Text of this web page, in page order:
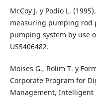
McCoy J. y Podio L.
measuring pumping rod
pumping system by use
US5406482.
Moises G., Rolim T. y
Corporate Program for
Management, Intelligent